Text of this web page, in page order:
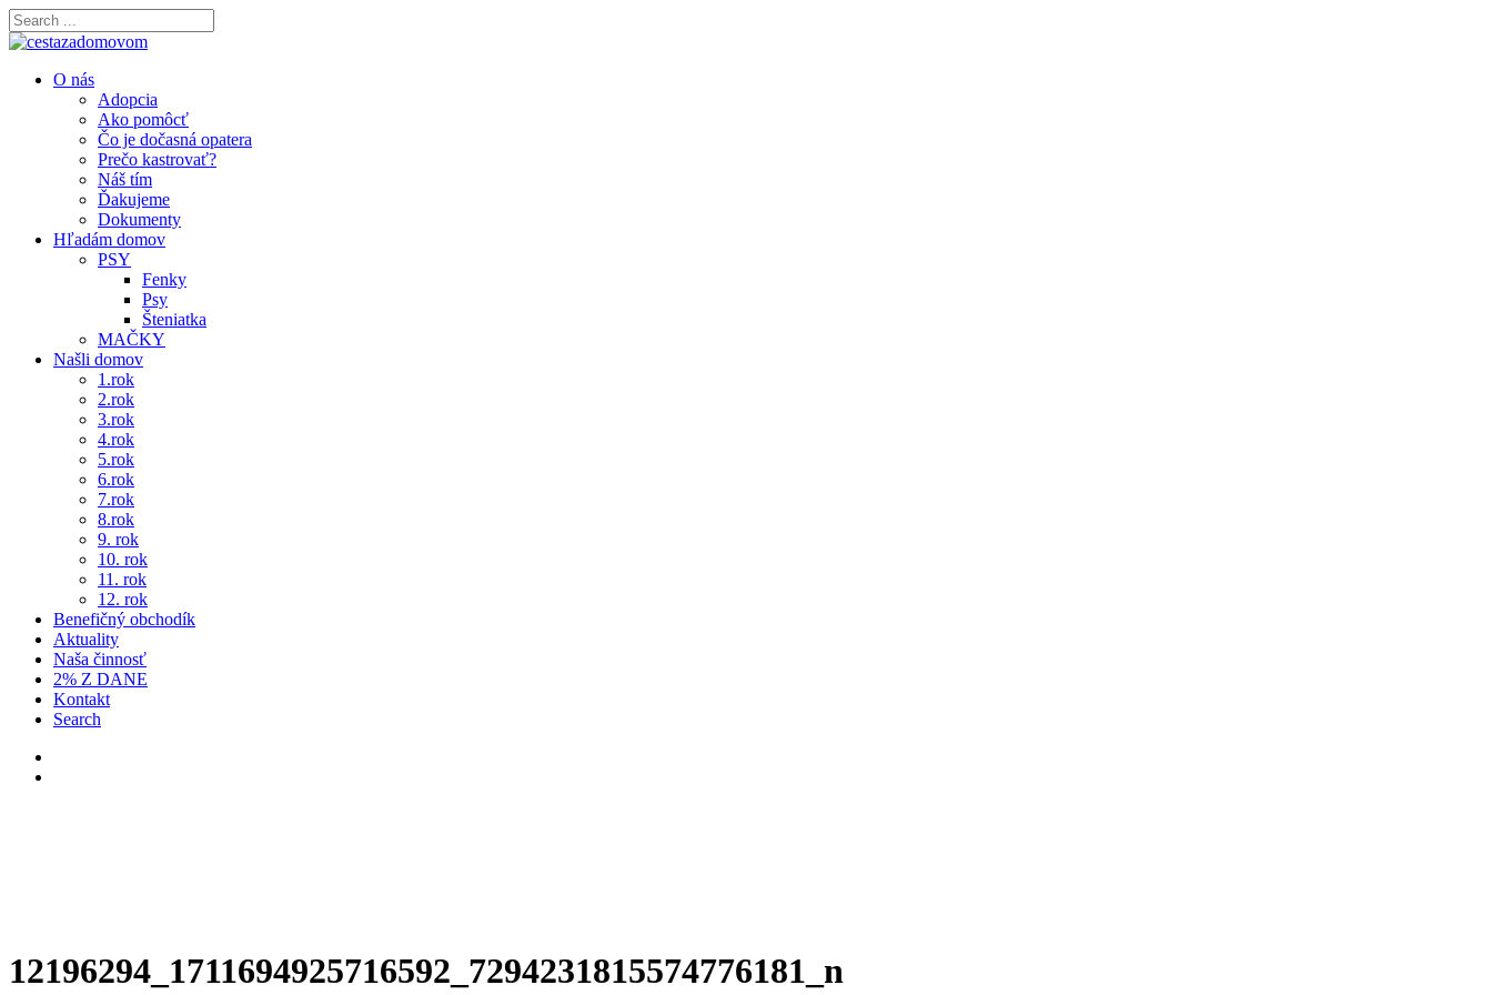
O nás
Adopcia
Ako pomôcť
Čo je dočasná opatera
Prečo kastrovať?
Náš tím
Ďakujeme
Dokumenty
Hľadám domov
PSY
Fenky
Psy
Šteniatka
MAČKY
Našli domov
1.rok
2.rok
3.rok
4.rok
5.rok
6.rok
7.rok
8.rok
9. rok
10. rok
11. rok
12. rok
Benefičný obchodík
Aktuality
Naša činnosť
2% Z DANE
Kontakt
Search
12196294_1711694925716592_7294231815574776181_n